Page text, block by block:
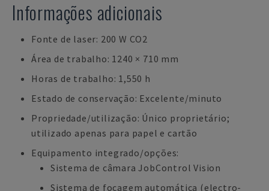
Informações adicionais
Fonte de laser: 200 W CO2
Área de trabalho: 1240 × 710 mm
Horas de trabalho: 1,550 h
Estado de conservação: Excelente/minuto
Propriedade/utilização: Único proprietário;
utilizado apenas para papel e cartão
Equipamento integrado/opções:
Sistema de câmara JobControl Vision
Sistema de focagem automática (electro-